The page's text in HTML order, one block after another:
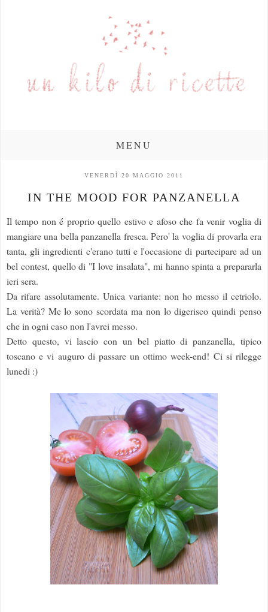
MENU
VENERDÌ 20 MAGGIO 2011
IN THE MOOD FOR PANZANELLA
Il tempo non é proprio quello estivo e afoso che fa venir voglia di
mangiare una bella panzanella fresca. Pero' la voglia di provarla era
tanta, gli ingredienti c'erano tutti e l'occasione di partecipare ad un
bel contest, quello di "I love insalata", mi hanno spinta a prepararla
ieri sera.
Da rifare assolutamente. Unica variante: non ho messo il cetriolo.
La verità? Me lo sono scordata ma non lo digerisco quindi penso
che in ogni caso non l'avrei messo.
Detto questo, vi lascio con un bel piatto di panzanella, tipico
toscano e vi auguro di passare un ottimo week-end! Ci si rilegge
lunedi :)